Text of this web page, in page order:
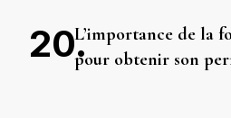
L’importance de la
pour obtenir son